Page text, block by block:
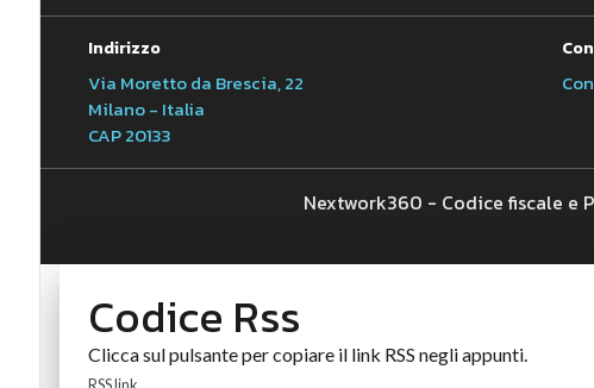
Indirizzo
Via Moretto da Brescia, 22
Milano - Italia
CAP 20133
Nextwork360 - Codice fiscale e
Codice Rss
Clicca sul pulsante per copiare il link RSS negli appunti.